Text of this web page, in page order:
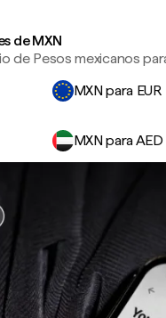
de MXN
de Pesos mexicanos
MXN para EUR
MXN para AED